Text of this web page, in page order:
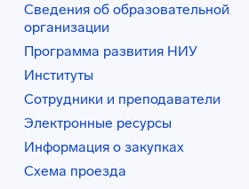
Сведения об образовательной
организации
Программа развития НИУ
Институты
Сотрудники и преподаватели
Электронные ресурсы
Информация о закупках
Схема проезда